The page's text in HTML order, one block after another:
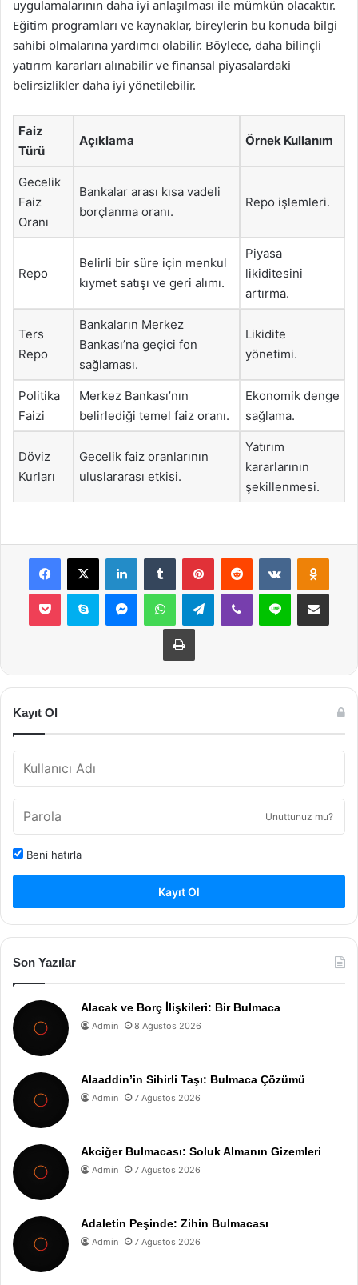
uygulamalarının daha iyi anlaşılması ile mümkün olacaktır.
Eğitim programları ve kaynaklar, bireylerin bu konuda bilgi
sahibi olmalarına yardımcı olabilir. Böylece, daha bilinçli
yatırım kararları alınabilir ve finansal piyasalardaki
belirsizlikler daha iyi yönetilebilir.
Faiz
Türü
Açıklama Örnek Kullanım
Gecelik
Faiz
Oranı
Bankalar arası kısa vadeli
borçlanma oranı.
Repo işlemleri.
Repo
Belirli bir süre için menkul
kıymet satışı ve geri alımı.
Piyasa
likiditesini
artırma.
Ters
Repo
Bankaların Merkez
Bankası’na geçici fon
sağlaması.
Likidite
yönetimi.
Politika
Faizi
Merkez Bankası’nın
belirlediği temel faiz oranı.
Ekonomik denge
sağlama.
Döviz
Kurları
Gecelik faiz oranlarının
uluslararası etkisi.
Yatırım
kararlarının
şekillenmesi.
Facebook
X LinkedInTumblr PinterestReddit VKontakte
Pocket Skype MessengerWhatsAppTelegramViber Line E-Posta ile
Yazdır
Kayıt Ol
Unuttunuz mu?
Beni hatırla
Kayıt Ol
Son Yazılar
Alacak ve Borç İlişkileri: Bir Bulmaca
Admin 8 Ağustos 2026
Alaaddin’in Sihirli Taşı: Bulmaca Çözümü
Admin 7 Ağustos 2026
Akciğer Bulmacası: Soluk Almanın Gizemleri
Admin 7 Ağustos 2026
Adaletin Peşinde: Zihin Bulmacası
Admin 7 Ağustos 2026